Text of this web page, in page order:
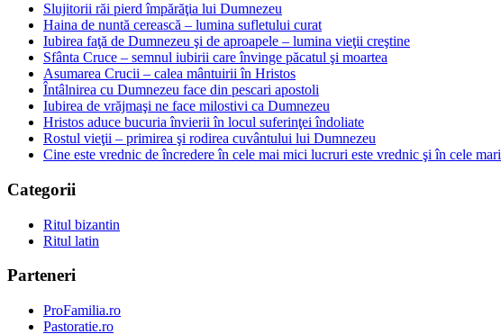
Slujitorii răi pierd împărăţia lui Dumnezeu
Haina de nuntă cerească – lumina sufletului curat
Iubirea faţă de Dumnezeu şi de aproapele – lumina vieţii creştine
Sfânta Cruce – semnul iubirii care învinge păcatul şi moartea
Asumarea Crucii – calea mântuirii în Hristos
Întâlnirea cu Dumnezeu face din pescari apostoli
Iubirea de vrăjmaşi ne face milostivi ca Dumnezeu
Hristos aduce bucuria învierii în locul suferinţei îndoliate
Rostul vieţii – primirea şi rodirea cuvântului lui Dumnezeu
Cine este vrednic de încredere în cele mai mici lucruri este vrednic şi în cele mari
Categorii
Ritul bizantin
Ritul latin
Parteneri
ProFamilia.ro
Pastoratie.ro